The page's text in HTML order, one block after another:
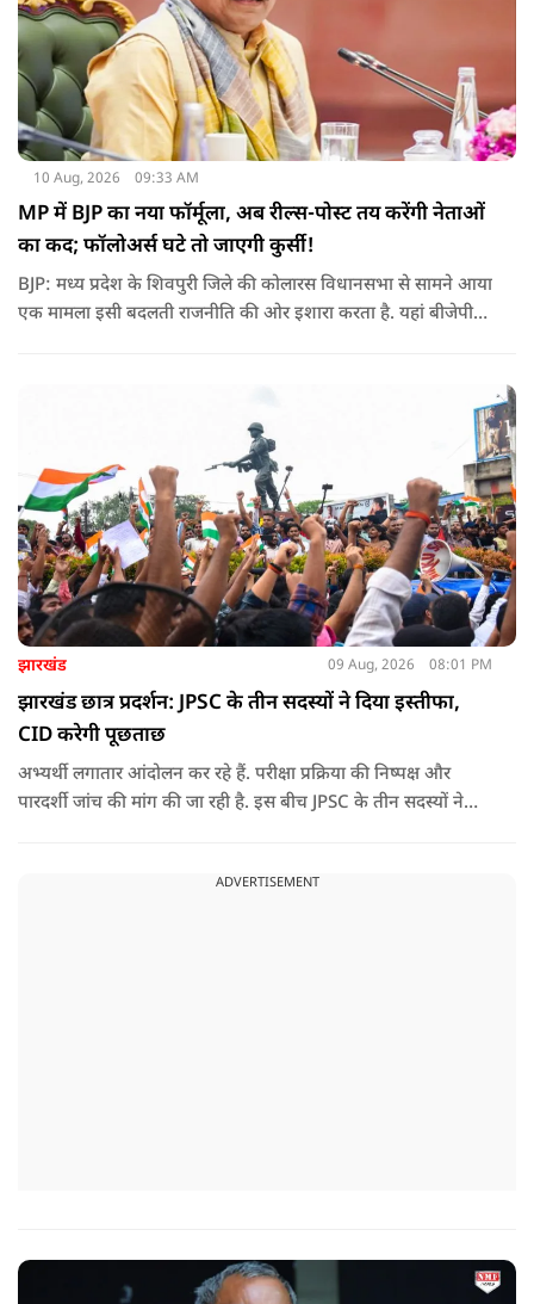
10 Aug, 2026 09:33 AM
MP में BJP का नया फॉर्मूला, अब रील्स-पोस्ट तय करेंगी नेताओं
का कद; फॉलोअर्स घटे तो जाएगी कुर्सी!
BJP: मध्य प्रदेश के शिवपुरी जिले की कोलारस विधानसभा से सामने आया
एक मामला इसी बदलती राजनीति की ओर इशारा करता है. यहां बीजेपी
झारखंड 09 Aug, 2026 08:01 PM
झारखंड छात्र प्रदर्शन: JPSC के तीन सदस्यों ने दिया इस्तीफा,
CID करेगी पूछताछ
अभ्यर्थी लगातार आंदोलन कर रहे हैं. परीक्षा प्रक्रिया की निष्पक्ष और
पारदर्शी जांच की मांग की जा रही है. इस बीच JPSC के तीन सदस्यों ने
ADVERTISEMENT